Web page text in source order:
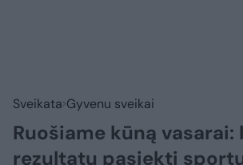
Sveikata Gyvenu sveikai
Ruošiame kūną vasarai:
rezultatų pasiekti